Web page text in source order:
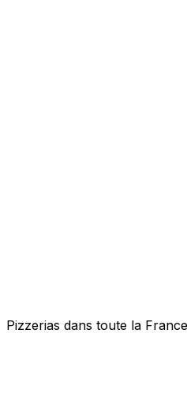
Pizzerias dans toute la France